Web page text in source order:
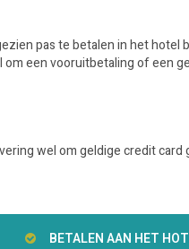
pas te betalen in het hotel
een vooruitbetaling of een
wel om geldige credit card
BETALEN AAN HET